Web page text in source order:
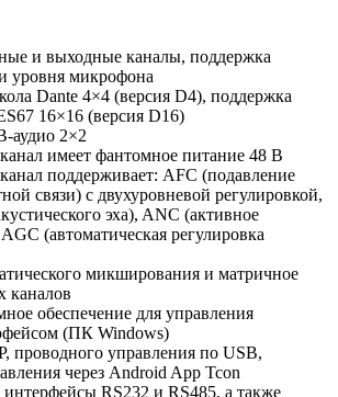
и выходные каналы, поддержка
уровня микрофона
Dante 4×4 (версия D4), поддержка
16×16 (версия D16)
аудио 2×2
имеет фантомное питание 48 В
поддерживает: AFC (подавление
связи) с двухуровневой регулировкой,
эха), ANC (активное
(автоматическая регулировка
микширования и матричное
каналов
обеспечение для управления
(ПК Windows)
проводного управления по USB,
через Android App Tcon
интерфейсы RS232 и RS485, а также